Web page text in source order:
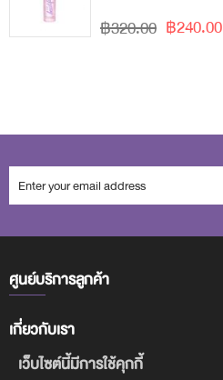
เว็บไซต์นี้มีการใช้คุกกี้
฿240.00
฿320.00
ศูนย์บริการลูกค้า
เกี่ยวกับเรา